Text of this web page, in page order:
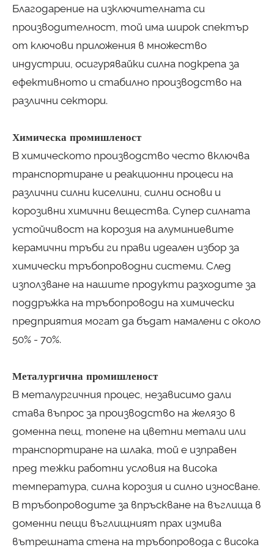
Благодарение на изключителната си
производителност, той има широк спектър
от ключови приложения в множество
индустрии, осигурявайки силна подкрепа за
ефективното и стабилно производство на
различни сектори.
Химическа промишленост
В химическото производство често включва
транспортиране и реакционни процеси на
различни силни киселини, силни основи и
корозивни химични вещества. Супер силната
устойчивост на корозия на алуминиевите
керамични тръби ги прави идеален избор за
химически тръбопроводни системи. След
използване на нашите продукти разходите за
поддръжка на тръбопроводи на химически
предприятия могат да бъдат намалени с около
50% - 70%.
Металургична промишленост
В металургичния процес, независимо дали
става въпрос за производство на желязо в
доменна пещ, топене на цветни метали или
транспортиране на шлака, той е изправен
пред тежки работни условия на висока
температура, силна корозия и силно износване.
В тръбопроводите за впръскване на въглища в
доменни пещи въглищният прах измива
вътрешната стена на тръбопровода с висока